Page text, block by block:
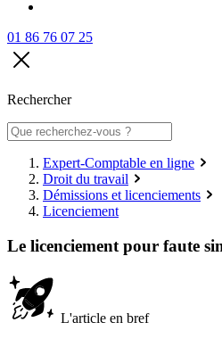
01 86 76 07 25
Rechercher
Expert-Comptable en ligne
Droit du travail
Démissions et licenciements
Licenciement
Le licenciement pour faute
L'article en bref